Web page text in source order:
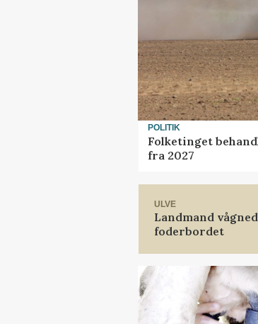
POLITIK
Folketinget
fra 2027
ULVE
Landmand
foderbordet